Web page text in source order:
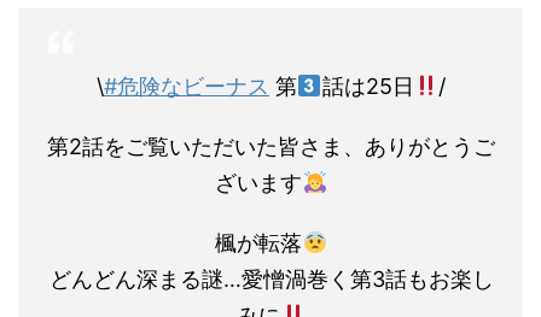
\#危険なビーナス 第 話は25日 /
第2話をご覧いただいた皆さま、ありがとうご
ざいます
楓が転落
どんどん深まる謎…愛憎渦巻く第3話もお楽し